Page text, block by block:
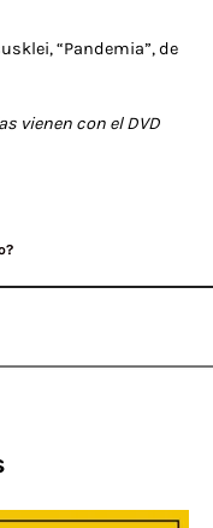
“Pandemia”, de
vienen con el DVD